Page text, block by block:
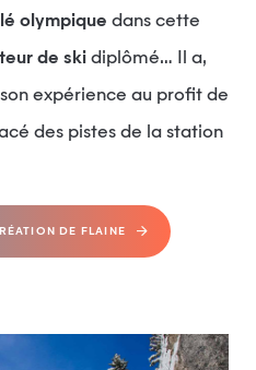
olympique dans cette
de ski diplômé… Il a,
expérience au profit de
des pistes de la station
DE FLAINE